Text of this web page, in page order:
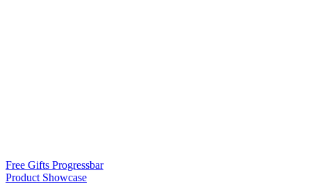
Free Gifts Progressbar
Product Showcase